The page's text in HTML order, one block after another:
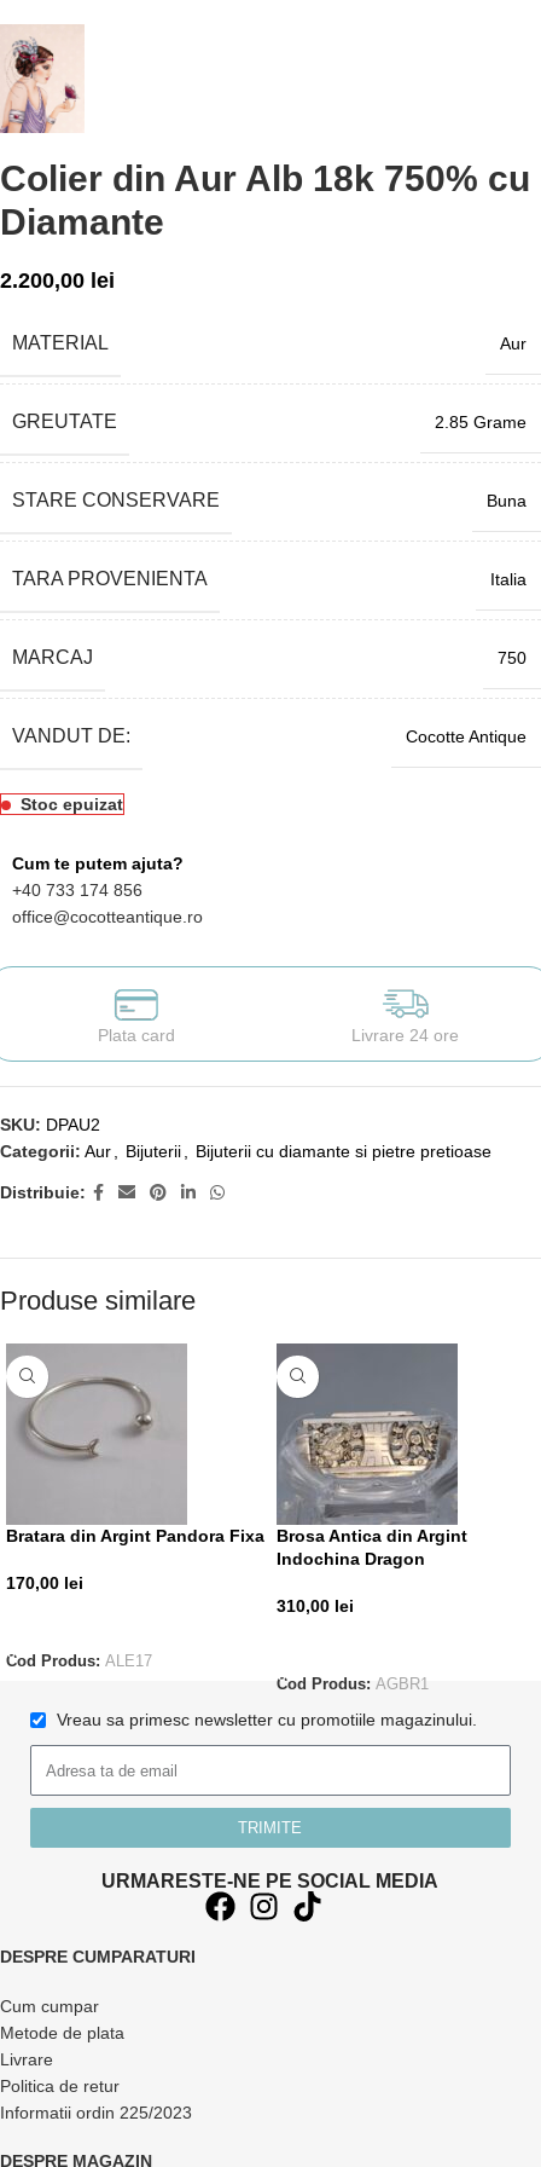
Colier din Aur Alb 18k 750% cu
Diamante
2.200,00 lei
MATERIAL Aur
GREUTATE 2.85 Grame
STARE CONSERVARE Buna
TARA PROVENIENTA Italia
MARCAJ 750
VANDUT DE: Cocotte Antique
Stoc epuizat
Cum te putem ajuta?
+40 733 174 856
office@cocotteantique.ro
Plata card Livrare 24 ore
SKU: DPAU2
Categorii: Aur Bijuterii Bijuterii cu diamante si pietre pretioase
Distribuie:
Produse similare
Bratara din Argint Pandora Fixa
170,00 lei
Cod Produs: ALE17
Brosa Antica din Argint
Indochina Dragon
310,00 lei
Cod Produs: AGBR1
Vreau sa primesc newsletter cu promotiile magazinului.
TRIMITE
URMARESTE-NE PE SOCIAL MEDIA
DESPRE CUMPARATURI
Cum cumpar
Metode de plata
Livrare
Politica de retur
Informatii ordin 225/2023
DESPRE MAGAZIN